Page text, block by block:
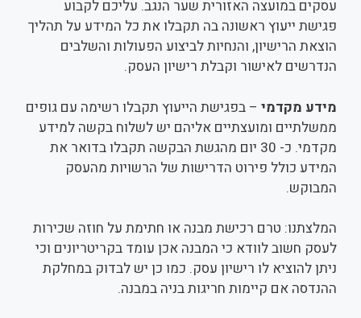
עסקים במועצה האזורית שער הנגב. עליכם לקבוע
פגישת ייעוץ ראשונה בה תקבלו את כל המידע על תהליך
הוצאת הרישיון, והנחיות לביצוע הפעולות והשלבים
הנדרשים לאישור וקבלת רישיון העסק.
מידע מקדמי – בפגישת הייעוץ תקבלו רשימה עם גופים
ממשלתיים ומועצתיים אליהם יש לשלוח בקשה למידע
מקדמי. כ- 30 יום מהגשת הבקשה תקבלו בדואר את
המידע כולל פירוט הדרישות של הרשויות מהעסק
המבוקש.
המלצתנו: טרם רכישת מבנה או חתימת על חוזה שכירות
לעסק חשוב לוודא כי המבנה אכן עומד בקריטריונים וכי
ניתן להוציא לו רישיון עסק. כמו כן יש לבדוק במחלקת
ההנדסה אם קיימות חריגות בניה במבנה.